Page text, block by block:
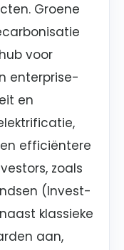
Groene
voor
enterprise-
en
efficiëntere
zoals
(Invest-
klassieke
aan,